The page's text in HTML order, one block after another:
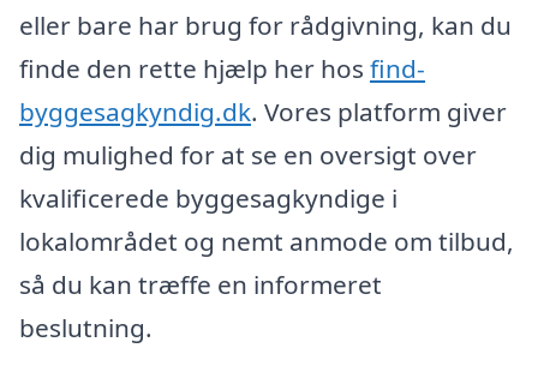
eller bare har brug for rådgivning, kan du
finde den rette hjælp her hos find-
byggesagkyndig.dk. Vores platform giver
dig mulighed for at se en oversigt over
kvalificerede byggesagkyndige i
lokalområdet og nemt anmode om tilbud,
så du kan træffe en informeret
beslutning.